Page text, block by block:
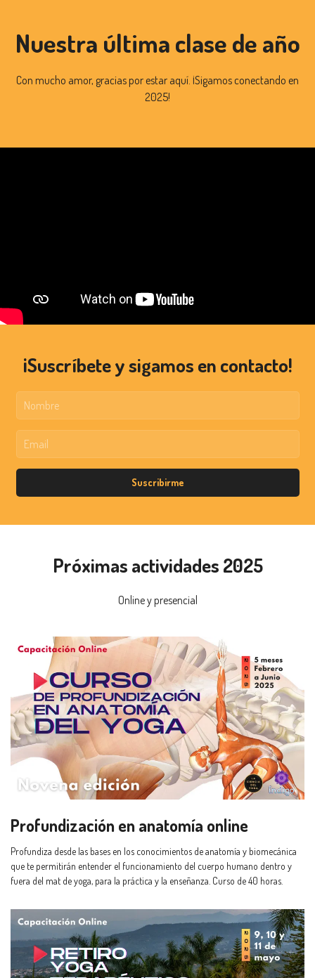
Nuestra última clase de año
Con mucho amor, gracias por estar aquí. ¡Sigamos conectando en
2025!
¡Suscríbete y sigamos en contacto!
Suscribirme
Próximas actividades 2025
Online y presencial
Profundización en anatomía online
Profundiza desde las bases en los conocimientos de anatomía y biomecánica
que te permitirán entender el funcionamiento del cuerpo humano dentro y
fuera del mat de yoga, para la práctica y la enseñanza. Curso de 40 horas.